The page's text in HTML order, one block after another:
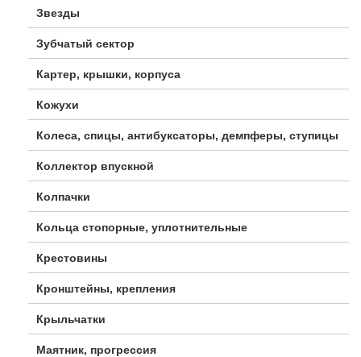
Звезды
Зубчатый сектор
Картер, крышки, корпуса
Кожухи
Колеса, спицы, антибуксаторы, демпферы, ступицы
Коллектор впускной
Колпачки
Кольца стопорные, уплотнительные
Крестовины
Кронштейны, крепления
Крыльчатки
Маятник, прогрессия